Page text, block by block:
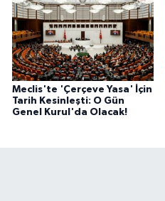
Meclis'te 'Çerçeve Yasa' İçin
Tarih Kesinleşti: O Gün
Genel Kurul'da Olacak!